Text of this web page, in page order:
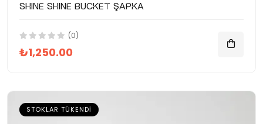
SHINE SHINE Bucket Şapka
(0)
₺1,250.00
STOKLAR TÜKENDI